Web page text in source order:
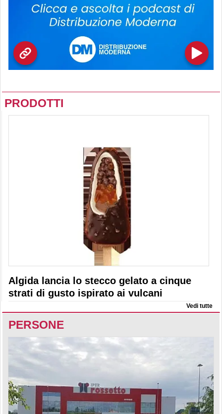
PRODOTTI
Algida lancia lo stecco gelato a cinque
strati di gusto ispirato ai vulcani
Vedi tutte
PERSONE